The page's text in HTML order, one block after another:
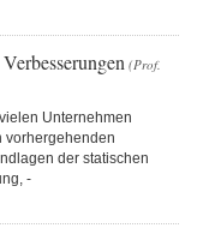
(Prof.
Unternehmen
vorhergehenden
der statischen
-